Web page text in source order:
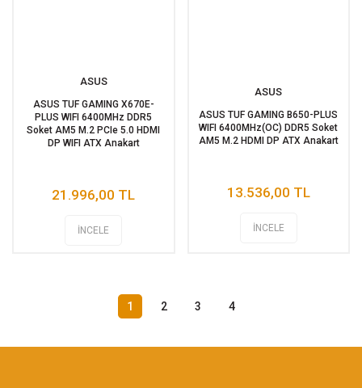
ASUS
ASUS TUF GAMING X670E-
PLUS WIFI 6400MHz DDR5
Soket AM5 M.2 PCIe 5.0 HDMI
DP WIFI ATX Anakart
21.996,00 TL
İNCELE
ASUS
ASUS TUF GAMING B650-PLUS
WIFI 6400MHz(OC) DDR5 Soket
AM5 M.2 HDMI DP ATX Anakart
13.536,00 TL
İNCELE
1 2 3 4